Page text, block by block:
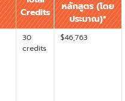
Credits
หลักสูตร (โดย
ประมาณ)*
30
credits
$46,763